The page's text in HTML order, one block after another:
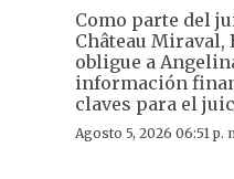
Como parte del
Château Miraval,
obligue a
información
claves para el
Agosto 5, 2026 06:51 p.